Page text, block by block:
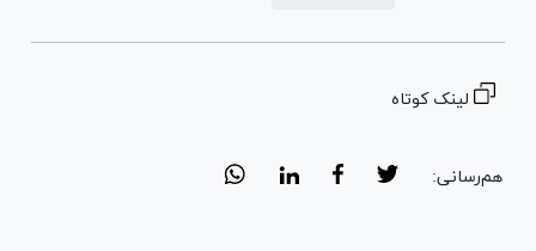
لینک کوتاه
هم‌رسانی: